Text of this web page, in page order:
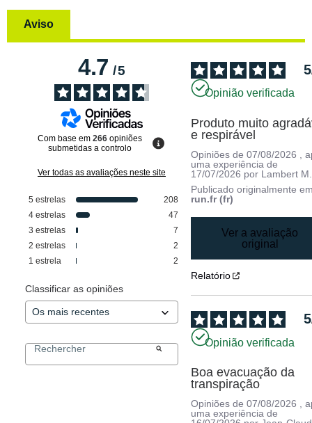
Aviso
4.7/5
Com base em 266 opiniões
submetidas a controlo
Ver todas as avaliações neste site
5 estrelas
208
4 estrelas
47
3 estrelas
7
2 estrelas
2
1 estrela 2
Classificar as opiniões
5
Opinião verificada
Produto muito
e respirável
Opiniões de07/08/2026
,
uma experiência de
17/07/2026 por Lambert M.
Publicado originalmente
run.fr (fr)
Ver a avaliação
original
Relatório
5
Opinião verificada
Boa evacuação da
transpiração
Opiniões de07/08/2026 ,
uma experiência de